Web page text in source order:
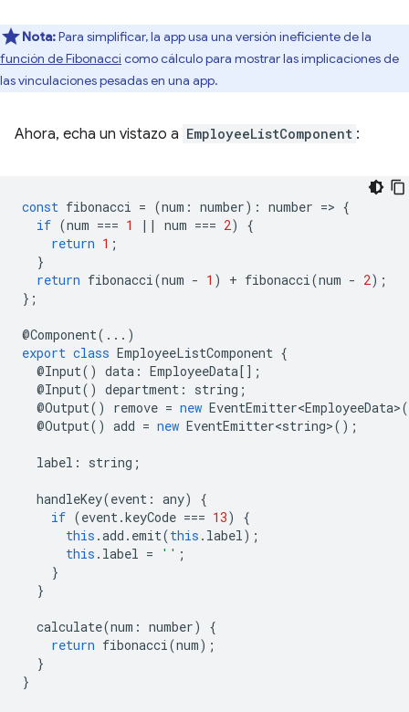
Nota:Para simplificar, la app usa una versión ineficiente de la
función de Fibonacci como cálculo para mostrar las implicaciones de
las vinculaciones pesadas en una app.
Ahora, echa un vistazo a EmployeeListComponent :
const fibonacci = (num : number) : number => {
if (num === 1 || num === 2)
{
return 1 ;
}
return fibonacci(num - 1 ) + fibonacci(num - 2);
};
@Component(...)
export class EmployeeListComponent {
@Input() data : EmployeeData [];
@Input() department : string ;
@Output() remove = new EventEmitter<EmployeeData>
@Output() add = new EventEmitter<string>();
label : string ;
handleKey(event : any)
{
if (event.keyCode === 13)
{
this .add . emit(this . label);
this . label = '' ;
}
}
calculate(num : number)
{
return fibonacci(num);
}
}